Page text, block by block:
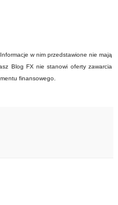
w nim przedstawione nie mają
Blog FX nie stanowi oferty zawarcia
finansowego.